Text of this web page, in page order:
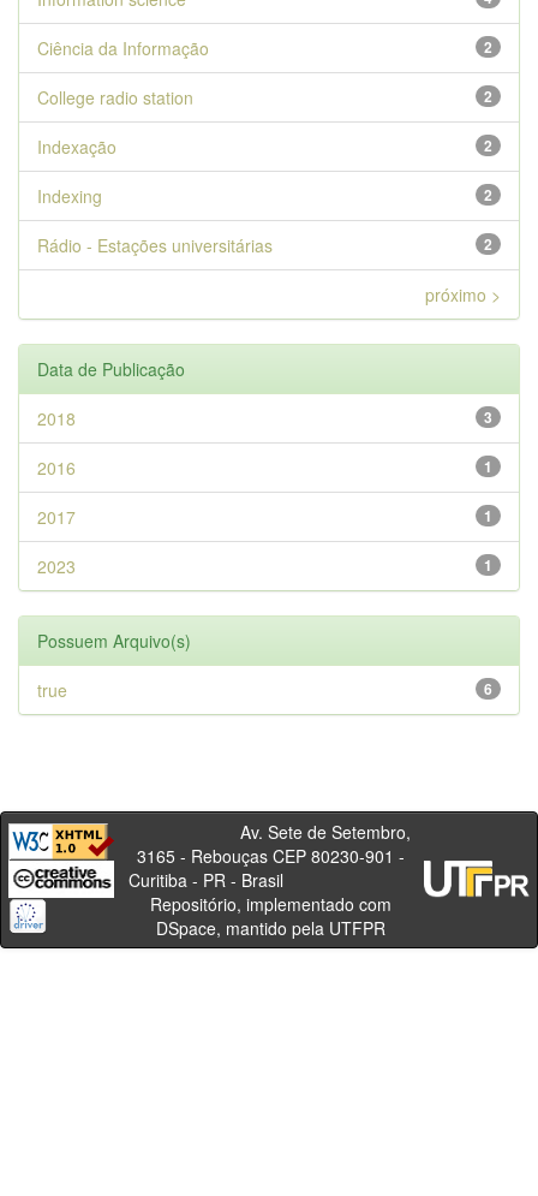
2
Ciência da Informação
2
College radio station
2
Indexação
2
Indexing
2
Rádio - Estações universitárias
próximo >
Data de Publicação
3
2018
1
2016
1
2017
1
2023
Possuem Arquivo(s)
6
true
Av. Sete de Setembro,
3165 - Rebouças CEP 80230-901 -
Curitiba - PR - Brasil
Repositório, implementado com
DSpace, mantido pela UTFPR